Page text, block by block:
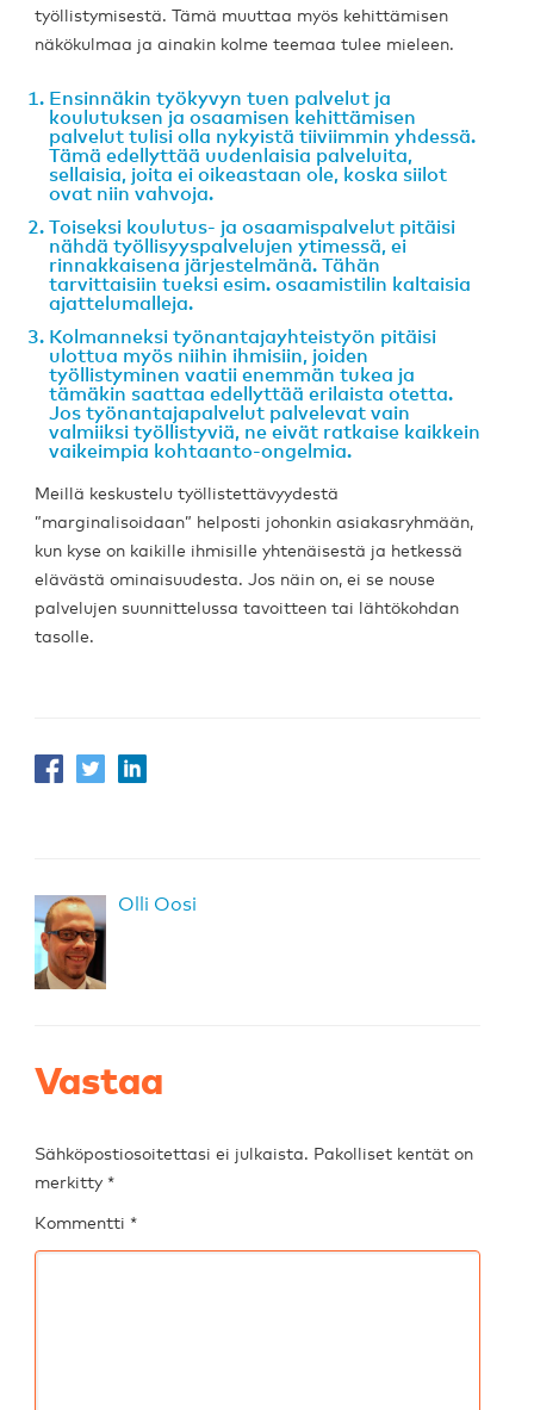
työllistymisestä. Tämä muuttaa myös kehittämisen
näkökulmaa ja ainakin kolme teemaa tulee mieleen.
Ensinnäkin työkyvyn tuen palvelut ja
koulutuksen ja osaamisen kehittämisen
palvelut tulisi olla nykyistä tiiviimmin yhdessä.
Tämä edellyttää uudenlaisia palveluita,
sellaisia, joita ei oikeastaan ole, koska siilot
ovat niin vahvoja.
Toiseksi koulutus- ja osaamispalvelut pitäisi
nähdä työllisyyspalvelujen ytimessä, ei
rinnakkaisena järjestelmänä. Tähän
tarvittaisiin tueksi esim. osaamistilin kaltaisia
ajattelumalleja.
Kolmanneksi työnantajayhteistyön pitäisi
ulottua myös niihin ihmisiin, joiden
työllistyminen vaatii enemmän tukea ja
tämäkin saattaa edellyttää erilaista otetta.
Jos työnantajapalvelut palvelevat vain
valmiiksi työllistyviä, ne eivät ratkaise kaikkein
vaikeimpia kohtaanto-ongelmia.
Meillä keskustelu työllistettävyydestä
”marginalisoidaan” helposti johonkin asiakasryhmään,
kun kyse on kaikille ihmisille yhtenäisestä ja hetkessä
elävästä ominaisuudesta. Jos näin on, ei se nouse
palvelujen suunnittelussa tavoitteen tai lähtökohdan
tasolle.
Olli Oosi
Vastaa
Sähköpostiosoitettasi ei julkaista. Pakolliset kentät on
merkitty *
Kommentti *